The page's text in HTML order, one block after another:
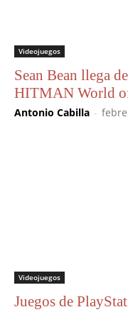
Videojuegos
Sean Bean llega
HITMAN World
Antonio Cabilla -
Videojuegos
Juegos de